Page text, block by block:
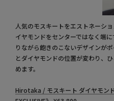
人気のモスキートをエストネーシ
イヤモンドをセンターではなく端
りながら飽きのこないデザインが
とダイヤモンドの位置が変わり、
めます。
Hirotaka / モスキート ダイヤモン